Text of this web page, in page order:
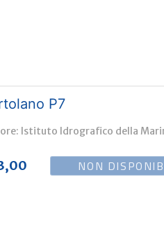
P7
Istituto Idrografico della
NON